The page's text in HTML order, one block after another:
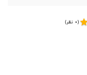
(0 نظر)